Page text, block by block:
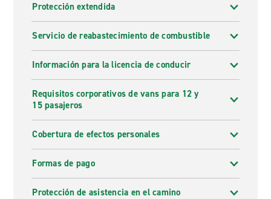
Protección extendida
Servicio de reabastecimiento de combustible
Información para la licencia de conducir
Requisitos corporativos de vans para 12 y
15 pasajeros
Cobertura de efectos personales
Formas de pago
Protección de asistencia en el camino